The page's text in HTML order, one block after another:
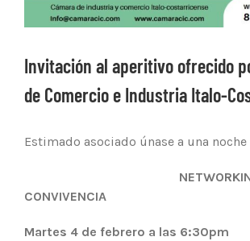
Invitación al aperitivo ofrecido
de Comercio e Industria Italo-
Estimado asociado únase a una noche
NETWORKING
CONVIVENCIA
Martes 4 de febrero a las 6:30pm